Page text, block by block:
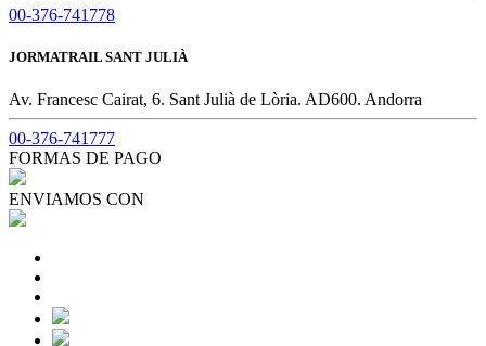
00-376-741778
JORMATRAIL SANT JULIÀ
Av. Francesc Cairat, 6. Sant Julià de Lòria. AD600. Andorra
00-376-741777
FORMAS DE PAGO
ENVIAMOS CON